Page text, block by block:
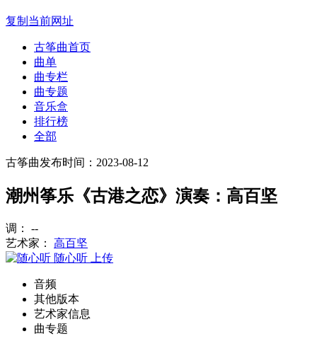
复制当前网址
古筝曲首页
曲单
曲专栏
曲专题
音乐盒
排行榜
全部
古筝曲发布时间：2023-08-12
潮州筝乐《古港之恋》演奏：高百坚
调： --
艺术家： 高百坚
随心听
上传
音频
其他版本
艺术家信息
曲专题